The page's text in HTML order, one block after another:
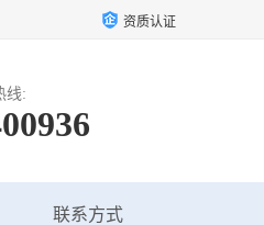
资质认证
线:
联系方式